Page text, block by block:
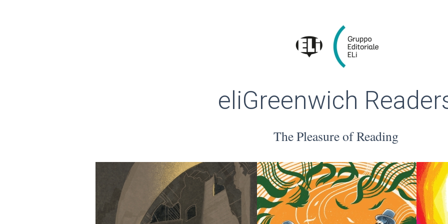
eliGreenwich
The Pleasure of Reading